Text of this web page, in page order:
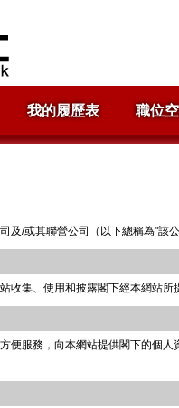
我的履歷表 職位
及/或其聯營公司（以下總稱為"
收集、使用和披露閣下經本網站
便服務，向本網站提供閣下的個